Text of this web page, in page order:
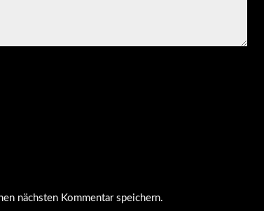
nächsten Kommentar speichern.